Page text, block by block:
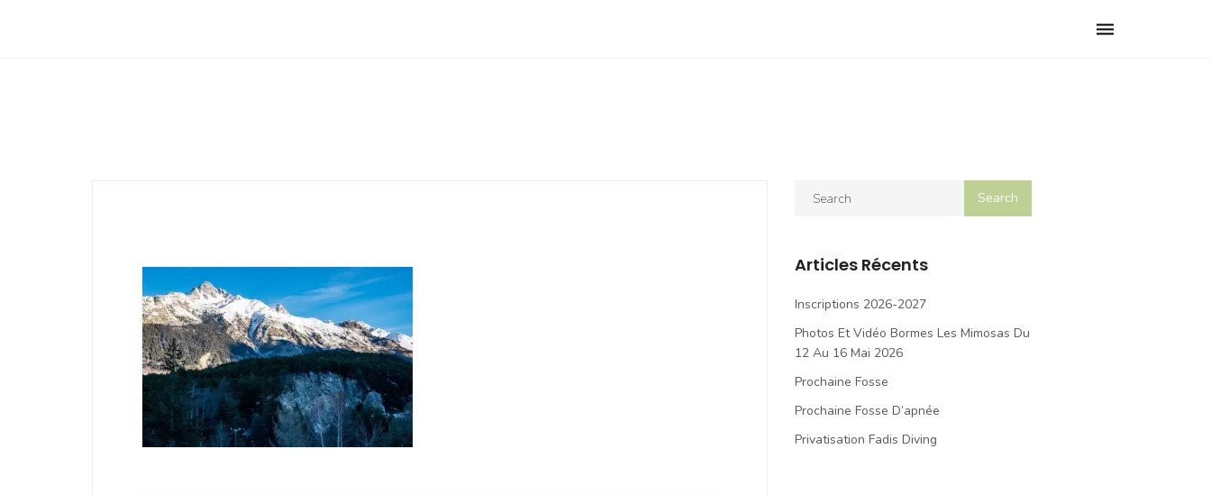
Toggle
Articles Récents
Inscriptions 2026-2027
Photos Et Vidéo Bormes Les Mimosas Du
12 Au 16 Mai 2026
Prochaine Fosse
Prochaine Fosse D’apnée
Privatisation Fadis Diving